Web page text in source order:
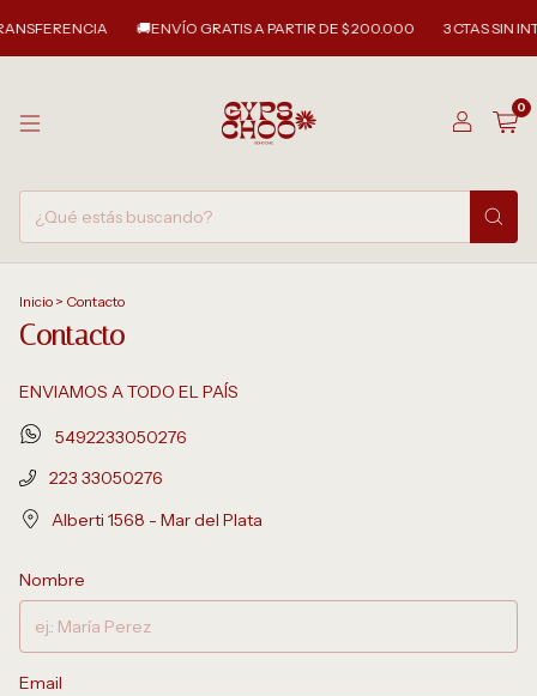
🚚ENVÍO GRATIS A PARTIR DE $ 200.000 3 CTAS SIN
0
Inicio > Contacto
Contacto
ENVIAMOS A TODO EL PAÍS
5492233050276
223 33050276
Alberti 1568 - Mar del Plata
Nombre
Email